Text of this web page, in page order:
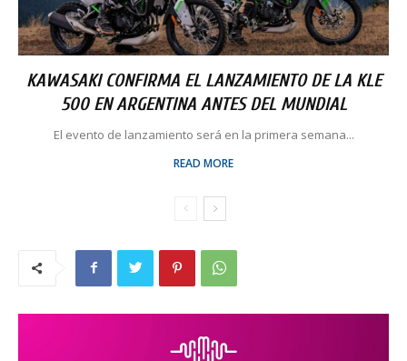
KAWASAKI CONFIRMA EL LANZAMIENTO DE LA KLE
500 EN ARGENTINA ANTES DEL MUNDIAL
El evento de lanzamiento será en la primera semana...
READ MORE